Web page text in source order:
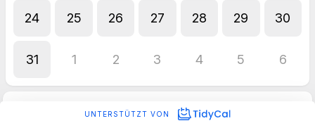
24 25 26 27 28 29 30
31 1 2 3 4 5 6
UNTERSTÜTZT VON